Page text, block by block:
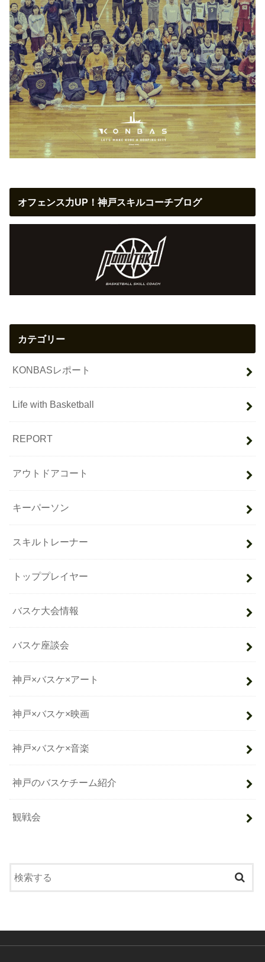
オフェンス力UP！神戸スキルコーチブログ
カテゴリー
KONBASレポート
Life with Basketball
REPORT
アウトドアコート
キーパーソン
スキルトレーナー
トッププレイヤー
バスケ大会情報
バスケ座談会
神戸×バスケ×アート
神戸×バスケ×映画
神戸×バスケ×音楽
神戸のバスケチーム紹介
観戦会